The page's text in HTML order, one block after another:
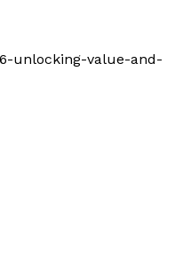
unlocking-value-and-